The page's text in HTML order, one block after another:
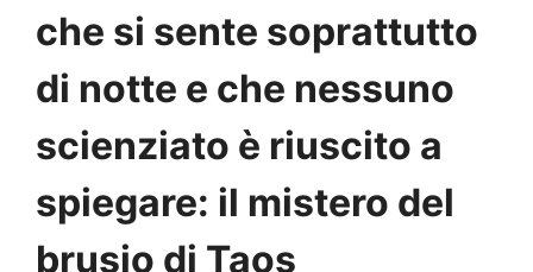
che si sente soprattutto
di notte e che nessuno
scienziato è riuscito a
spiegare: il mistero del
brusio di Taos